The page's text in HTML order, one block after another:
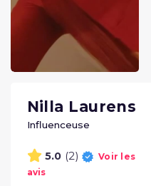
Nilla Laurens
Influenceuse
5.0 (2)
Voir les
avis